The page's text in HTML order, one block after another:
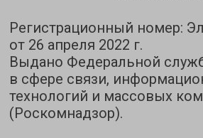
Регистрационный номер:
от 26 апреля 2022 г.
Выдано Федеральной
в сфере связи,
технологий и массовых
(Роскомнадзор).